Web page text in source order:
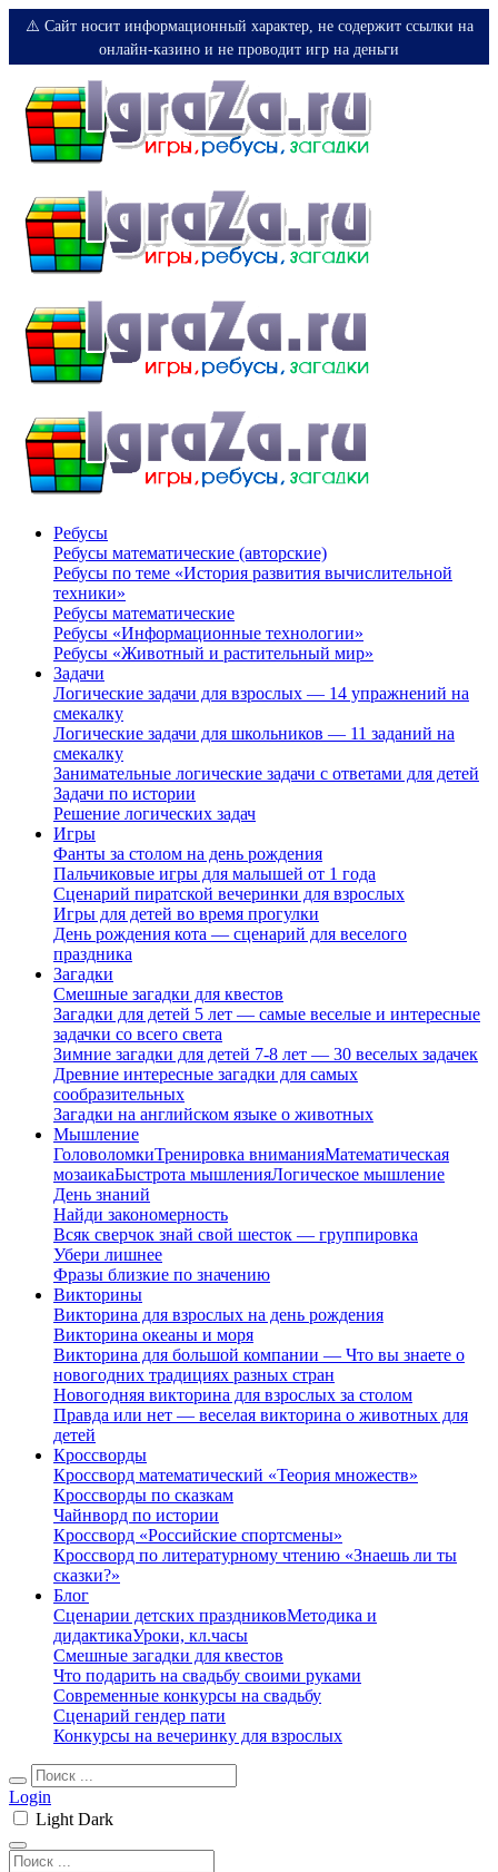
⚠️ Сайт носит информационный характер, не содержит ссылки на
онлайн-казино и не проводит игр на деньги
Ребусы
Ребусы математические (авторские)
Ребусы по теме «История развития вычислительной
техники»
Ребусы математические
Ребусы «Информационные технологии»
Ребусы «Животный и растительный мир»
Задачи
Логические задачи для взрослых — 14 упражнений на
смекалку
Логические задачи для школьников — 11 заданий на
смекалку
Занимательные логические задачи с ответами для детей
Задачи по истории
Решение логических задач
Игры
Фанты за столом на день рождения
Пальчиковые игры для малышей от 1 года
Сценарий пиратской вечеринки для взрослых
Игры для детей во время прогулки
День рождения кота — сценарий для веселого
праздника
Загадки
Смешные загадки для квестов
Загадки для детей 5 лет — самые веселые и интересные
задачки со всего света
Зимние загадки для детей 7-8 лет — 30 веселых задачек
Древние интересные загадки для самых
сообразительных
Загадки на английском языке о животных
Мышление
ГоловоломкиТренировка вниманияМатематическая
мозаикаБыстрота мышленияЛогическое мышление
День знаний
Найди закономерность
Всяк сверчок знай свой шесток — группировка
Убери лишнее
Фразы близкие по значению
Викторины
Викторина для взрослых на день рождения
Викторина океаны и моря
Викторина для большой компании — Что вы знаете о
новогодних традициях разных стран
Новогодняя викторина для взрослых за столом
Правда или нет — веселая викторина о животных для
детей
Кроссворды
Кроссворд математический «Теория множеств»
Кроссворды по сказкам
Чайнворд по истории
Кроссворд «Российские спортсмены»
Кроссворд по литературному чтению «Знаешь ли ты
сказки?»
Блог
Сценарии детских праздниковМетодика и
дидактикаУроки, кл.часы
Смешные загадки для квестов
Что подарить на свадьбу своими руками
Современные конкурсы на свадьбу
Сценарий гендер пати
Конкурсы на вечеринку для взрослых
Login
Light Dark